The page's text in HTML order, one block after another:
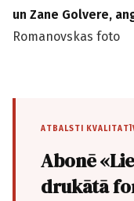
un Zane Golvere,
Romanovskas foto
ATBALSTI
Abonē
drukātā